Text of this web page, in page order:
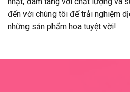
đến với chúng tôi để trải nghiệm
những sản phẩm hoa tuyệt vời!